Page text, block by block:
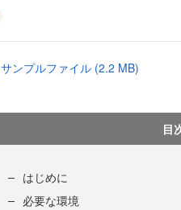
サンプルファイル (2.2 MB)
目
はじめに
必要な環境